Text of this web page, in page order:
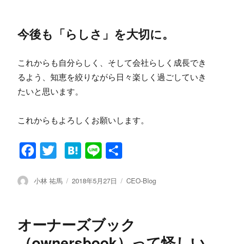
今後も「らしさ」を大切に。
これからも自分らしく、そして会社らしく成長でき
るよう、知恵を絞りながら日々楽しく過ごしていき
たいと思います。
これからもよろしくお願いします。
Fa
bo
T
tte
H
en
Li
投
小林 祐馬
投
2018年5月27日
カ
ー
CEO-Blog
オーナーズブック